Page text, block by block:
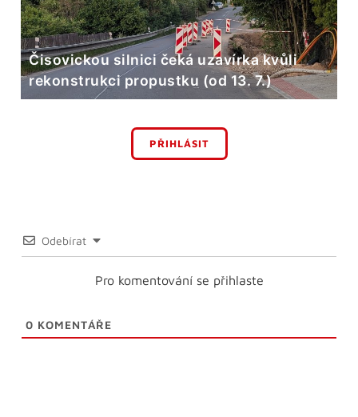
Čisovickou silnici čeká uzavírka kvůli
rekonstrukci propustku (od 13. 7.)
PŘIHLÁSIT
Odebírat
Pro komentování se přihlaste
0 KOMENTÁŘE